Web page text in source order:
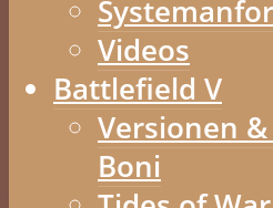
Videos
Battlefield V
Versionen
Boni